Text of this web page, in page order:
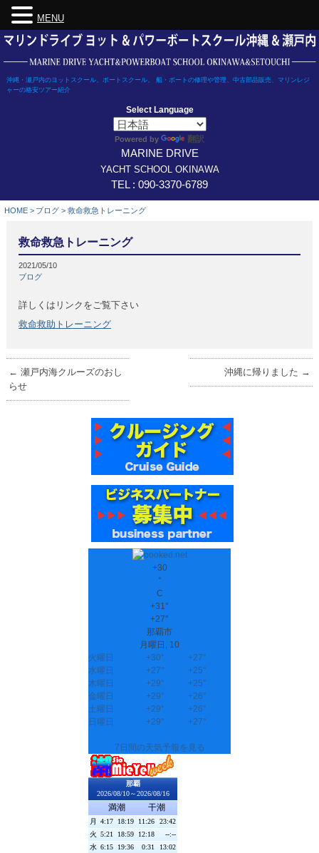
Skip
content
沖縄・瀬戸内のヨットスクール、ボートスクール、 船・ボートの修理や管理、中古部品販売、マリンレジ
ャーの格安ツアー紹介
Select Language
Powered by 翻訳
MARINE DRIVE
YACHT SCHOOL OKINAWA
TEL : 090-3370-6789
HOME > ブログ > 救命救急トレーニング
救命救急トレーニング
2021/05/10
ブログ
詳しくはリンクをご覧下さい
救命救助トレーニング
← 瀬戸内海クルーズのおし
らせ
沖縄に帰りました →
+30
°
C
+31°
+27°
那覇市
月曜日, 10
火曜日
+30° +27°
水曜日
+27° +25°
木曜日
+29° +25°
金曜日
+29° +26°
土曜日
+29° +26°
日曜日
+29° +27°
7日間の天気予報を見る
MENU